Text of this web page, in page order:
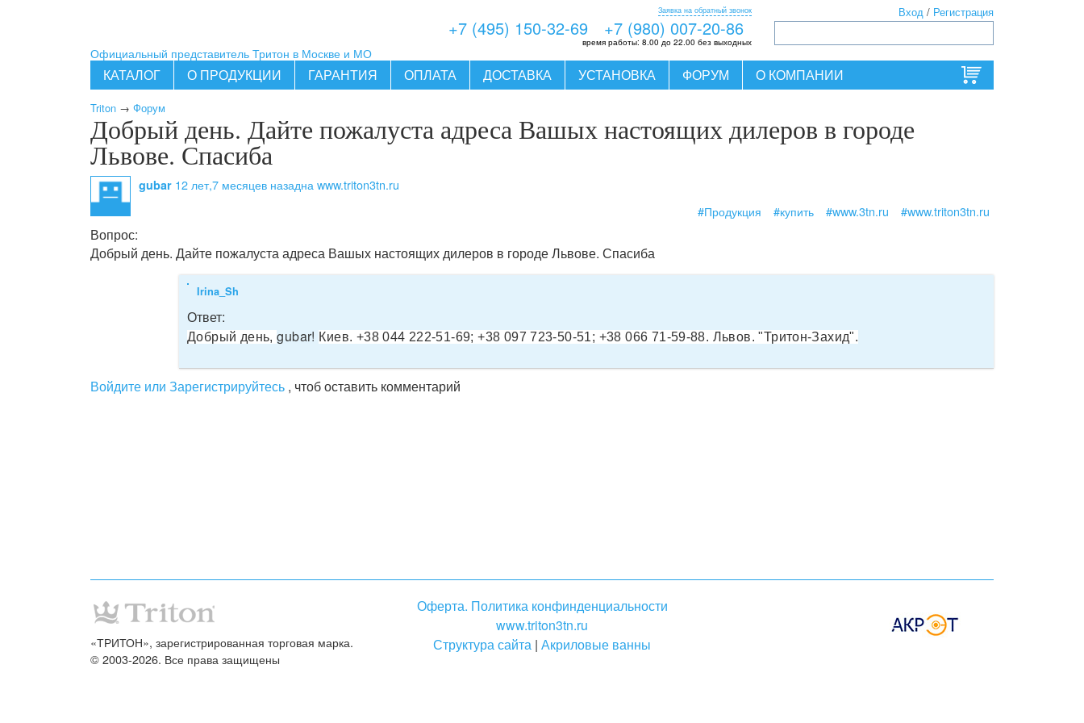
Официальный представитель Тритон в Москве и МО
+7 (495) 150-32-69 +7 (980) 007-20-86
Заявка на обратный звонок
время работы: 8.00 до 22.00 без выходных
Вход / Регистрация
КАТАЛОГ О ПРОДУКЦИИ ГАРАНТИЯ ОПЛАТА ДОСТАВКА УСТАНОВКА ФОРУМ О КОМПАНИИ
Triton → Форум
Добрый день. Дайте пожалуста адреса Вашых настоящих дилеров в городе
Львове. Спасиба
gubar 12 лет,7 месяцев назадна www.triton3tn.ru
#Продукция
#купить #www.3tn.ru #www.triton3tn.ru
Вопрос:
Добрый день. Дайте пожалуста адреса Вашых настоящих дилеров в городе Львове. Спасиба
Irina_Sh
Ответ:
Добрый день,gubar!Киев. +38 044 222-51-69; +38 097 723-50-51; +38 066 71-59-88. Львов. "Тритон-Захид".
Войдите или Зарегистрируйтесь , чтоб оставить комментарий
Оферта. Политика конфинденциальности
www.triton3tn.ru
Структура сайта | Акриловые ванны
«ТРИТОН», зарегистрированная торговая марка.
© 2003-2026. Все права защищены